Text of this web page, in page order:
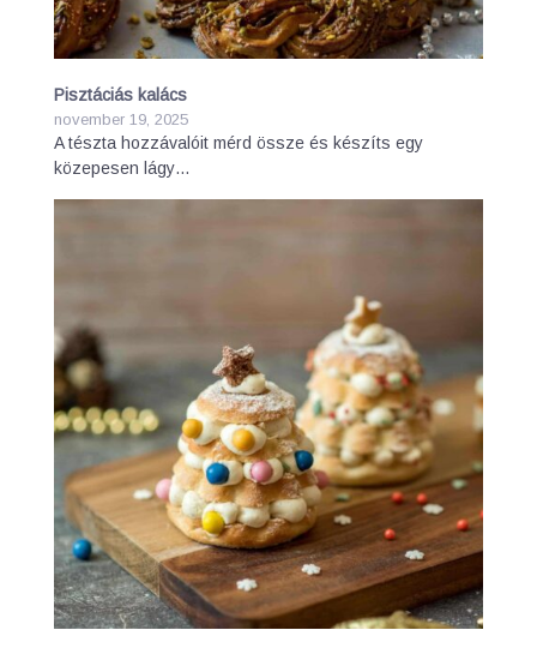
Pisztáciás kalács
november 19, 2025
A tészta hozzávalóit mérd össze és készíts egy
közepesen lágy…